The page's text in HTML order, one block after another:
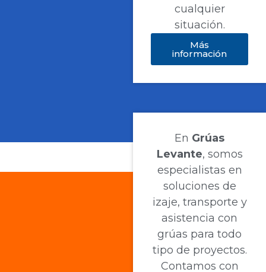
cualquier
situación.
Más
información
En Grúas
Levante, somos
especialistas en
soluciones de
izaje, transporte y
asistencia con
grúas para todo
tipo de proyectos.
Contamos con